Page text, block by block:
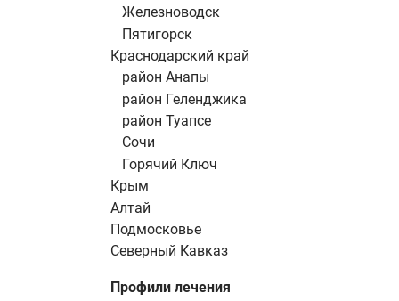
Железноводск
Пятигорск
Краснодарский край
район Анапы
район Геленджика
район Туапсе
Сочи
Горячий Ключ
Крым
Алтай
Подмосковье
Северный Кавказ
Профили лечения